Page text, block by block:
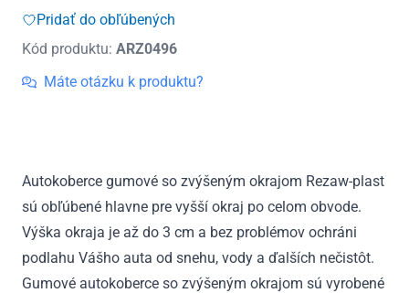
gumové
zvýšeným
okrajom
Cooper
R50,R56
2001
-
2013
Pridať do obľúbených
Kód produktu: ARZ0496
Máte otázku k produktu?
Autokoberce gumové so zvýšeným okrajom Rezaw-plast
sú obľúbené hlavne pre vyšší okraj po celom obvode.
Výška okraja je až do 3 cm a bez problémov ochráni
podlahu Vášho auta od snehu, vody a ďalších nečistôt.
Gumové autokoberce so zvýšeným okrajom sú vyrobené